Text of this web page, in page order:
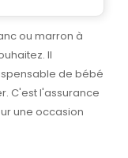
ou marron à
Il
de bébé
C'est l'assurance
une occasion